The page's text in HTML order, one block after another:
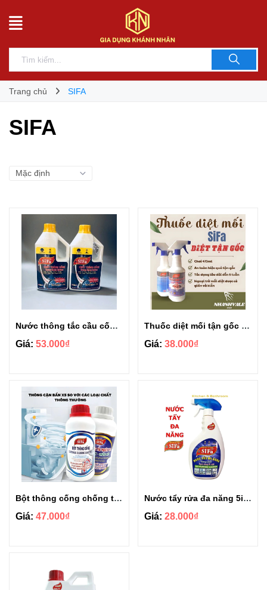
Trang chủ SIFA
SIFA
Nước thông tắc cầu cống siêu mạnh Sifa 1.4kg
Giá: 53.000₫
Thuốc diệt mối tận gốc Sifa chai xịt 500g
Giá: 38.000₫
Bột thông cống chống tắc nghẽn siêu mạnh Sifa 550g
Giá: 47.000₫
Nước tẩy rửa đa năng 5in1 Sifa 600ml
Giá: 28.000₫